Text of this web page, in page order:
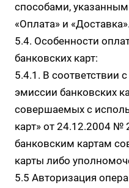
способами,
«Оплата» и «Доставка».
5.4. Особенности
банковских карт:
5.4.1. В
эмиссии банковских
совершаемых с
карт» от 24.12.2004 №
банковским картам
карты либо
5.5 Авторизация